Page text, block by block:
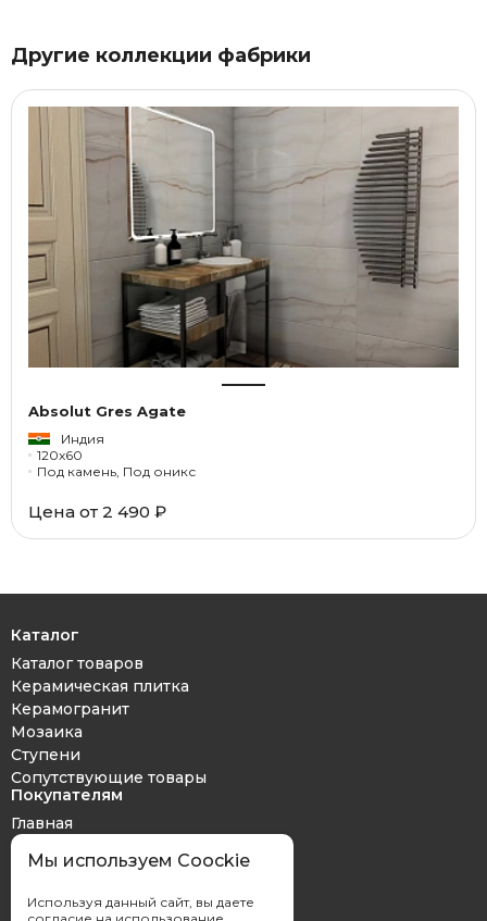
Другие коллекции фабрики
Absolut Gres Agate
Индия
120x60
Под камень, Под оникс
Цена от 2 490 ₽
Каталог
Каталог товаров
Керамическая плитка
Керамогранит
Мозаика
Ступени
Сопутствующие товары
Покупателям
Главная
Дизайн проект
Оплата и доставка
Контакты
Мы используем Coockie
Используя данный сайт, вы даете